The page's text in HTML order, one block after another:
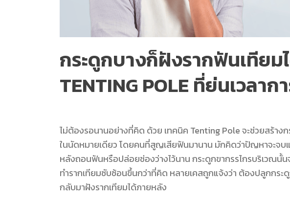
กระดูกบางก็ฝังรากฟันเทียม
TENTING POLE ที่ย่นเวลาก
ไม่ต้องรอนานอย่างที่คิด ด้วย เทคนิค Tenting Poleจะช่วยสร้าง
ในนัดหมายเดียว โดยคนที่สูญเสียฟันมานาน มักคิดว่าปัญหาจะจบ
หลังถอนฟันหรือปล่อยช่องว่างไว้นาน กระดูกขากรรไกรบริเวณนั้
ทำรากเทียมซับซ้อนขึ้นกว่าที่คิด หลายเคสถูกแจ้งว่า ต้องปลูกกร
กลับมาฝังรากเทียมได้ภายหลัง